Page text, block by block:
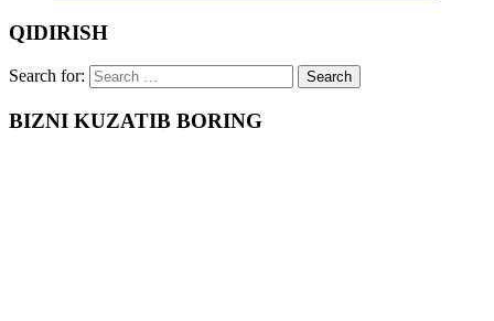
QIDIRISH
Search for:
BIZNI KUZATIB BORING